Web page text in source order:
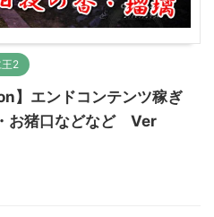
2
】エンドコンテンツ稼ぎ
お猪口などなど Ver